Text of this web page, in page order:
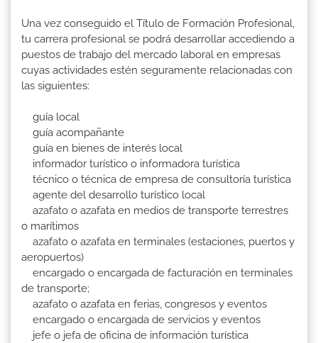
Una vez conseguido el Título de Formación Profesional,
tu carrera profesional se podrá desarrollar accediendo a
puestos de trabajo del mercado laboral en empresas
cuyas actividades estén seguramente relacionadas con
las siguientes:
guía local
guía acompañante
guía en bienes de interés local
informador turístico o informadora turística
técnico o técnica de empresa de consultoría turística
agente del desarrollo turístico local
azafato o azafata en medios de transporte terrestres
o marítimos
azafato o azafata en terminales (estaciones, puertos y
aeropuertos)
encargado o encargada de facturación en terminales
de transporte;
azafato o azafata en ferias, congresos y eventos
encargado o encargada de servicios y eventos
jefe o jefa de oficina de información turística